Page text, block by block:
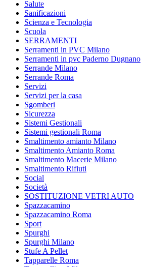
Salute
Sanificazioni
Scienza e Tecnologia
Scuola
SERRAMENTI
Serramenti in PVC Milano
Serramenti in pvc Paderno Dugnano
Serrande Milano
Serrande Roma
Servizi
Servizi per la casa
Sgomberi
Sicurezza
Sistemi Gestionali
Sistemi gestionali Roma
Smaltimento amianto Milano
Smaltimento Amianto Roma
Smaltimento Macerie Milano
Smaltimento Rifiuti
Social
Società
SOSTITUZIONE VETRI AUTO
Spazzacamino
Spazzacamino Roma
Sport
Spurghi
Spurghi Milano
Stufe A Pellet
Tapparelle Roma